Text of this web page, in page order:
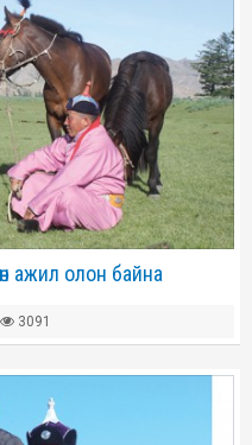
ажил олон байна
3091